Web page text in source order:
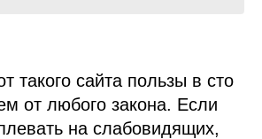
такого сайта пользы в сто
от любого закона. Если
на слабовидящих,